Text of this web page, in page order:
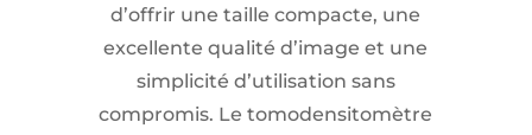
d’offrir une taille compacte, une
excellente qualité d’image et une
simplicité d’utilisation sans
compromis. Le tomodensitomètre